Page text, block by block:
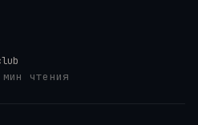
мин чтения